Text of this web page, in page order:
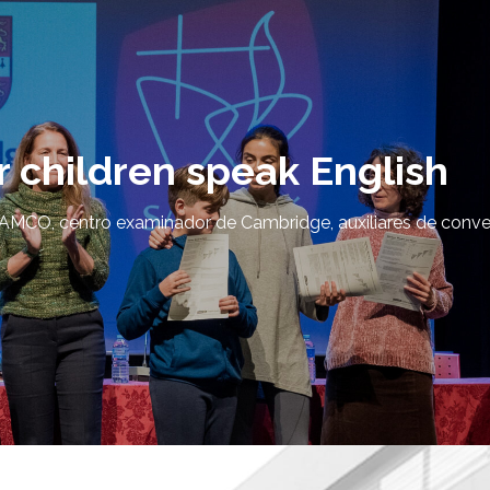
children speak English
centro examinador de Cambridge, auxiliares de